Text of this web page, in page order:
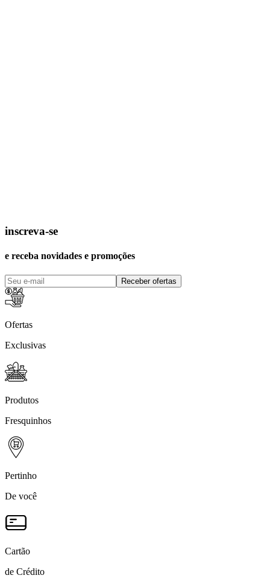
inscreva-se
e receba novidades e promoções
Receber ofertas
Ofertas
Exclusivas
Produtos
Fresquinhos
Pertinho
De você
Cartão
de Crédito